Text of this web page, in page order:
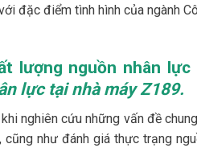
đặc điểm tình hình của ngành
lượng nguồn nhân lực
lực tại nhà máy Z189.
nghiên cứu những vấn đề
như đánh giá thực trạng